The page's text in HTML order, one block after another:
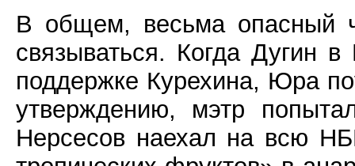
В общем, весьма опасный
связываться. Когда Дугин
поддержке Курехина, Юра
утверждению, мэтр
Нерсесов наехал на всю